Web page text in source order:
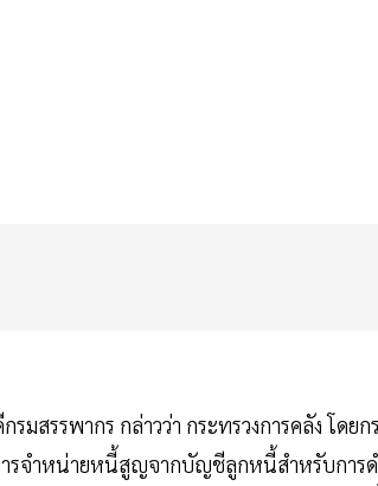
สรรพากร กล่าวว่า กระทรวงการคลัง โดย
จำหน่ายหนี้สูญจากบัญชีลูกหนี้สำหรับการ